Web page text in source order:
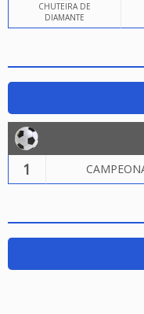
CHUTEIRA DE
DIAMANTE
1